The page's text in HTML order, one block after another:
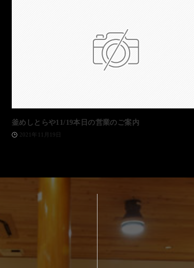
釜めしとらや11/19本日の営業のご案内
2021年11月19日